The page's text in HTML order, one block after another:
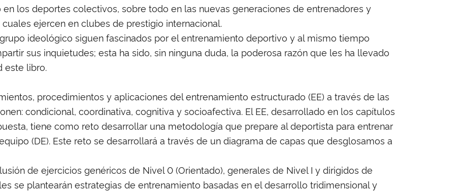
los deportes colectivos, sobre todo en las nuevas generaciones de entrenadores y
ejercen en clubes de prestigio internacional.
ideológico siguen fascinados por el entrenamiento deportivo y al mismo tiempo
sus inquietudes; esta ha sido, sin ninguna duda, la poderosa razón que les ha llevado
este libro.
procedimientos y aplicaciones del entrenamiento estructurado (EE) a través de las
condicional, coordinativa, cognitiva y socioafectiva. El EE, desarrollado en los capítulos
tiene como reto desarrollar una metodología que prepare al deportista para entrenar
(DE). Este reto se desarrollará a través de un diagrama de capas que desglosamos a
de ejercicios genéricos de Nivel 0 (Orientado), generales de Nivel I y dirigidos de
se plantearán estrategias de entrenamiento basadas en el desarrollo tridimensional y